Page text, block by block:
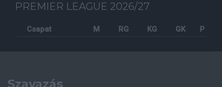
PREMIER LEAGUE 2026/27
Csapat M RG KG GK P
Szavazás